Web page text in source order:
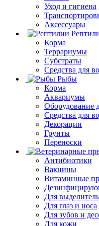
Уход и гигиена
Аксессуары
Корма
Террариумы
Субстраты
Средства для
Рыбы
Корма
Аквариумы
Оборудование
Средства для
Декорации
Грунты
Переноски
Антибиотики
Вакцины
Витаминные
Для
Для глаз и носа
Для зубов и
Для кожи